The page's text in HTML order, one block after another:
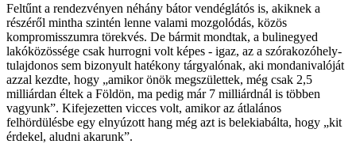
Feltűnt a rendezvényen néhány bátor vendéglátós is, akiknek a
részéről mintha szintén lenne valami mozgolódás, közös
kompromisszumra törekvés. De bármit mondtak, a bulinegyed
lakóközössége csak hurrogni volt képes - igaz, az a szórakozóhely-
tulajdonos sem bizonyult hatékony tárgyalónak, aki mondanivalóját
azzal kezdte, hogy „amikor önök megszülettek, még csak 2,5
milliárdan éltek a Földön, ma pedig már 7 milliárdnál is többen
vagyunk”. Kifejezetten vicces volt, amikor az átlalános
felhördülésbe egy elnyúzott hang még azt is belekiabálta, hogy „kit
érdekel, aludni akarunk”.